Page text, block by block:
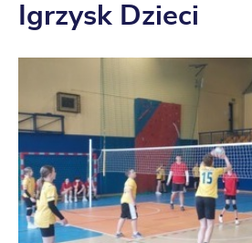
Igrzysk Dzieci